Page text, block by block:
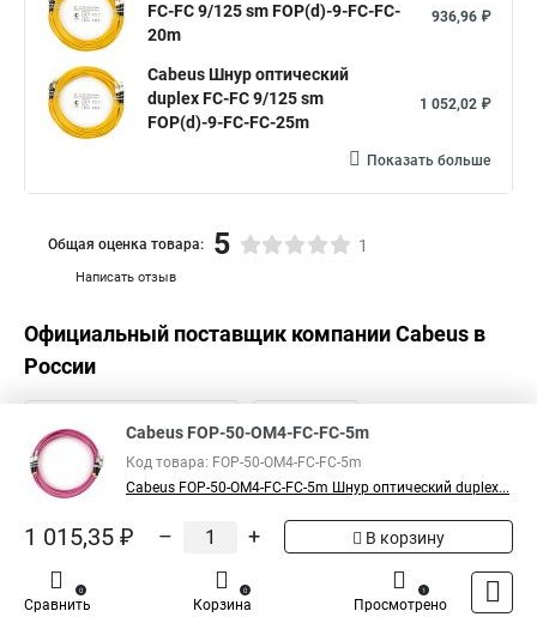
FC-FC 9/125 sm FOP(d)-9-FC-FC-
20m
936,96 ₽
Cabeus Шнур оптический
duplex FC-FC 9/125 sm
FOP(d)-9-FC-FC-25m
1 052,02 ₽
Показать больше
Написать отзыв
Общая оценка товара: 5 1
Официальный поставщик компанииCabeus в
России
Cabeus FOP-50-OM4-FC-FC-5m
Код товара: FOP-50-OM4-FC-FC-5m
Cabeus FOP-50-OM4-FC-FC-5m Шнур оптический duplex...
1 015,35 ₽ – + В корзину
Сравнить
0
Корзина
0
Просмотрено
1